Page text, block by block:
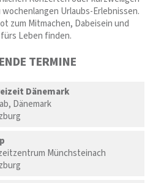
Urlaubs-Erlebnissen.
zum Mitmachen, Dabeisein und
Leben finden.
TERMINE
Dänemark
Dänemark
Münchsteinach